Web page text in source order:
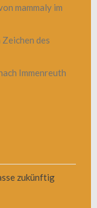
mammaly im
des
Immenreuth
zukünftig